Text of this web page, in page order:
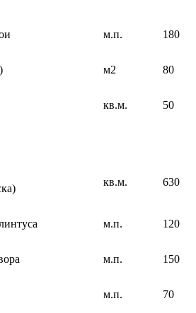
м.п. 180
м2 80
кв.м. 50
кв.м. 630
м.п. 120
м.п. 150
м.п. 70